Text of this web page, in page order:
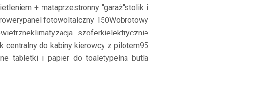
+ mataprzestronny "garaż"stolik i
panel fotowoltaiczny 150Wobrotowy
klimatyzacja szoferkielektrycznie
centralny do kabiny kierowcy z pilotem95
tabletki i papier do toaletypełna butla